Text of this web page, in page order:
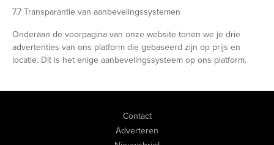
7.7 Transparantie van aanbevelingssystemen
Onderaan de voorpagina van onze website tonen we je drie
advertenties van ons platform die gebaseerd zijn op prijs en
locatie. Dit is het enige aanbevelingssysteem op ons platform.
Contact
Adverteren